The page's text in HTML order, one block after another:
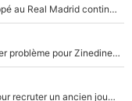
«C'est une fierté» : La signature de Kylian Mbappé au Real Madrid continue de régaler l'Espagne
Michael Olise : Pierre Ménès annonce un premier problème pour Zinedine Zidane en équipe de France
«C’est un très bon choix» : L'OM fait une offre pour recruter un ancien joueur du PSG... et c'est validé dans l'After Foot !